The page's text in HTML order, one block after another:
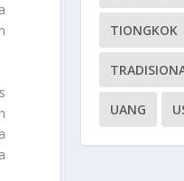
TIONGKOK
UANG